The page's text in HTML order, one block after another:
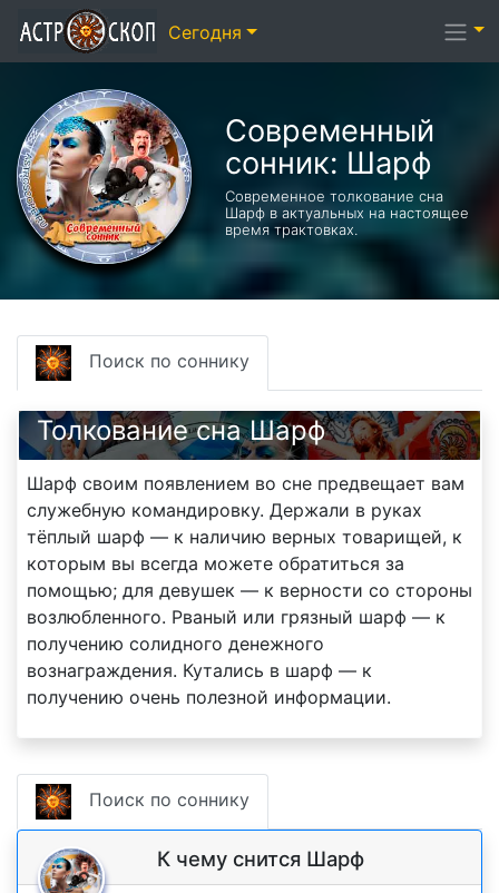
Современный
сонник: Шарф
Современное толкование сна
Шарф в актуальных на настоящее
время трактовках.
Поиск по соннику
Толкование сна Шарф
Шарф своим появлением во сне предвещает вам
служебную командировку. Держали в руках
тёплый шарф — к наличию верных товарищей, к
которым вы всегда можете обратиться за
помощью; для девушек — к верности со стороны
возлюбленного. Рваный или грязный шарф — к
получению солидного денежного
вознаграждения. Кутались в шарф — к
получению очень полезной информации.
Поиск по соннику
К чему снится Шарф
Сегодня